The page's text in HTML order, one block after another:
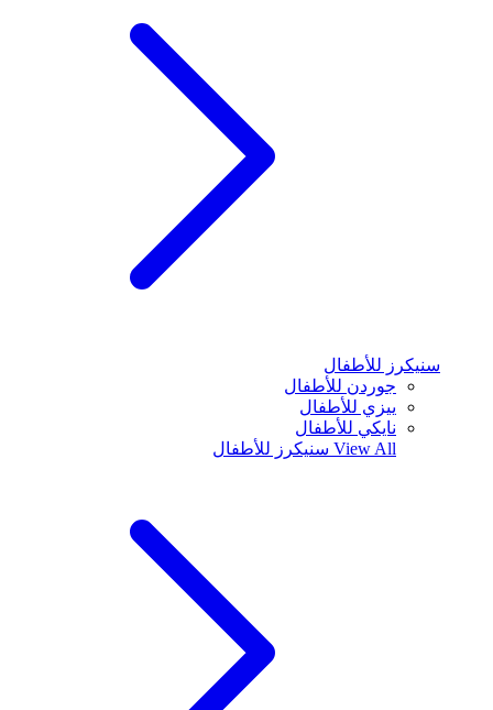
سنيكرز للأطفال
جوردن للأطفال
ييزي للأطفال
نايكي للأطفال
View All سنيكرز للأطفال